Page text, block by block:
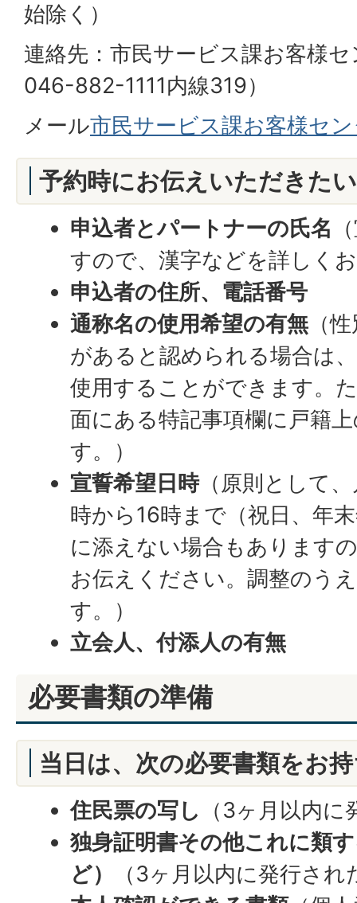
始除く）
連絡先：市民サービス課お客様
046-882-1111内線319）
メール市民サービス課お客様セ
予約時にお伝えいただきた
申込者とパートナーの氏名
すので、漢字などを詳しく
申込者の住所、電話番号
通称名の使用希望の有無 （
があると認められる場合は
使用することができます。
面にある特記事項欄に戸籍
す。）
宣誓希望日時（原則として
時から16時まで（祝日、年
に添えない場合もあります
お伝えください。調整のう
す。）
立会人、付添人の有無
必要書類の準備
当日は、次の必要書類をお
住民票の写し
（3ヶ月以内
独身証明書その他これに類
ど）
（3ヶ月以内に発行され